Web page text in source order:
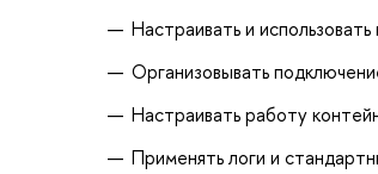
Настраивать и
Организовывать
Настраивать работу
Применять логи и